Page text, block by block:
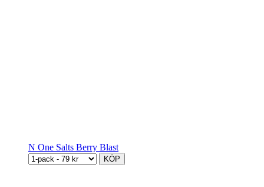
N One Salts Berry Blast
KÖP